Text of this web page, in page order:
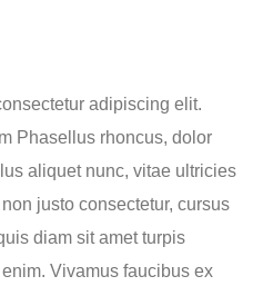
adipiscing elit.
Phasellus rhoncus, dolor
aliquet nunc, vitae ultricies
justo consectetur, cursus
diam sit amet turpis
Vivamus faucibus ex